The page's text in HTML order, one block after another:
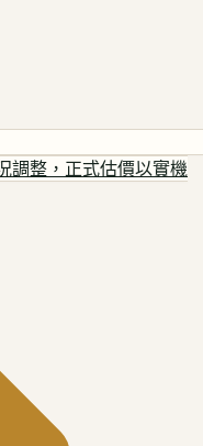
調整，正式估價以實機